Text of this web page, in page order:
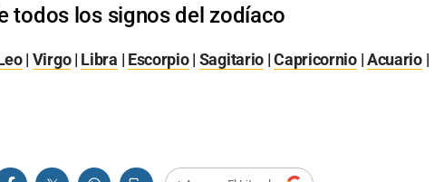
todos los signos del zodíaco
| Virgo| Libra | Escorpio| Sagitario |Capricornio|Acuario|